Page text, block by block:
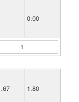
0.00
1
1.80